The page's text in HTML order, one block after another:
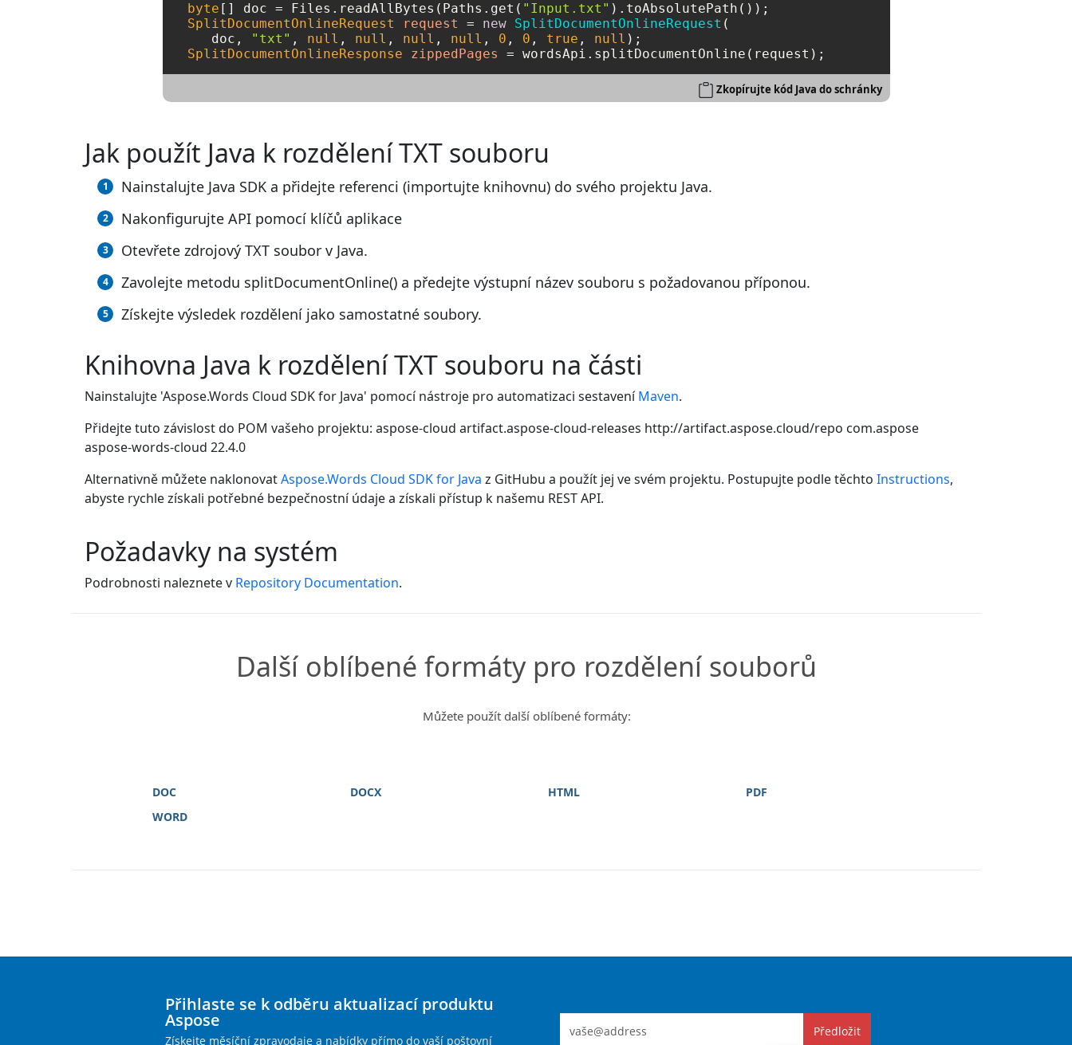
byte [] doc = Files.readAllBytes(Paths.get( "Input.txt"
SplitDocumentOnlineRequest
request = new SplitDocumentOnlineRequest (
   doc,
"txt" , null , null , null , null , 0 , 0 , true , null
SplitDocumentOnlineResponse
zippedPages = wordsApi.splitDocumentOnline(request);
Zkopírujte kód Java do schránky
Jak použít Java k rozdělení TXT souboru
Nainstalujte Java SDK a přidejte referenci (importujte knihovnu) do svého projektu Java.
Nakonfigurujte API pomocí klíčů aplikace
Otevřete zdrojový TXT soubor v Java.
Zavolejte metodu splitDocumentOnline() a předejte výstupní název souboru s požadovanou příponou.
Získejte výsledek rozdělení jako samostatné soubory.
Knihovna Java k rozdělení TXT souboru na části
Nainstalujte 'Aspose.Words Cloud SDK for Java' pomocí nástroje pro automatizaci sestaveníMaven.
Přidejte tuto závislost do POM vašeho projektu: aspose-cloud artifact.aspose-cloud-releases http://artifact.aspose.cloud/repo com.aspose
aspose-words-cloud 22.4.0
Alternativně můžete naklonovatAspose.Words Cloud SDK for Java z GitHubu a použít jej ve svém projektu. Postupujte podle těchto Instructions,
abyste rychle získali potřebné bezpečnostní údaje a získali přístup k našemu REST API.
Požadavky na systém
Podrobnosti naleznete v Repository Documentation.
Další oblíbené formáty pro rozdělení souborů
Můžete použít další oblíbené formáty:
DOC DOCX HTML
PDF
WORD
Přihlaste se k odběru aktualizací produktu
Aspose
Získejte měsíční zpravodaje a nabídky přímo do vaší poštovní
Předložit